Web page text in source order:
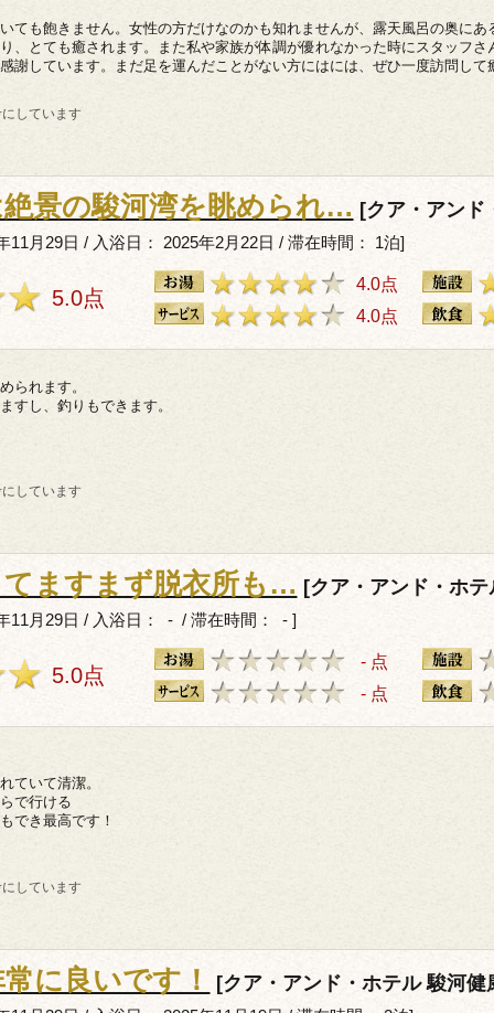
ても飽きません。女性の方だけなのかも知れませんが、露天風呂の奥に
、とても癒されます。また私や家族が体調が優れなかった時にスタッフ
謝しています。まだ足を運んだことがない方にはには、ぜひ一度訪問して
しています
景の駿河湾を眺められ… [クア・アンド
11月29日 / 入浴日： 2025年2月22日 / 滞在時間： 1泊]
5.0点
4.0点
4.0点
られます。
すし、釣りもできます。
しています
ますまず脱衣所も… [クア・アンド・ホ
11月29日 / 入浴日： - / 滞在時間： - ]
5.0点
- 点
- 点
ていて清潔。
で行ける
でき最高です！
しています
に良いです！ [クア・アンド・ホテル 駿河健